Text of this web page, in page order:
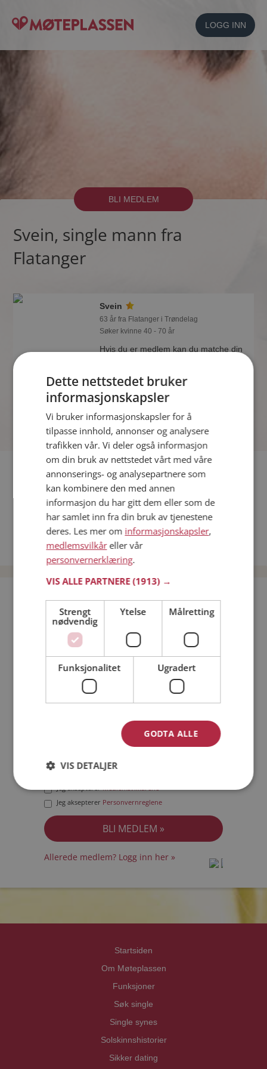
LOGG INN
BLI MEDLEM
Svein, single mann fra
Flatanger
Svein
63 år fra Flatanger i Trøndelag
Søker kvinne 40 - 70 år
Hvis du er medlem kan du matche din
sammen som hånd i hanske?
Fler single
Flere singlemenn fra Flatanger: Peter ,Lasse,Arvid
Kvinner fra Flatanger
Date kvinner i Norge
Date menn i Norge
Bli medlem gratis!
Jeg er en: Mann Kvinne
Min alder:
Jeg akseptererMedlemsvilkårene
Jeg aksepterer Personvernreglene
Allerede medlem? Logg inn her »
Startsiden
Om Møteplassen
Funksjoner
Søk single
Single synes
Solskinnshistorier
Sikker dating
Dette nettstedet bruker
informasjonskapsler
Vi bruker informasjonskapsler for å
tilpasse innhold, annonser og analysere
trafikken vår. Vi deler også informasjon
om din bruk av nettstedet vårt med våre
annonserings- og analysepartnere som
kan kombinere den med annen
informasjon du har gitt dem eller som de
har samlet inn fra din bruk av tjenestene
deres. Les mer om informasjonskapsler,
medlemsvilkåreller vår
personvernerklæring.
VIS ALLE PARTNERE(1913) →
Strengt
nødvendig
Ytelse Målretting
Funksjonalitet Ugradert
GODTA ALLE
VIS DETALJER